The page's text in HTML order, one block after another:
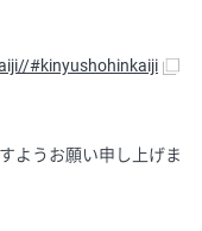
#kinyushohinkaiji
ようお願い申し上げま